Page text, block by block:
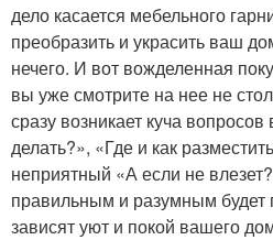
дело касается мебельного
преобразить и украсить ваш
нечего. И вот вожделенная
вы уже смотрите на нее не
сразу возникает куча
делать?», «Где и как
неприятный «А если не
правильным и разумным будет
зависят уют и покой вашего